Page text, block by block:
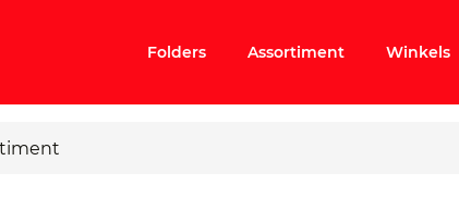
Folders Assortiment Winkels